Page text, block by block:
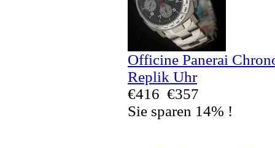
Officine Panerai
Replik Uhr
€416 €357
Sie sparen 14% !